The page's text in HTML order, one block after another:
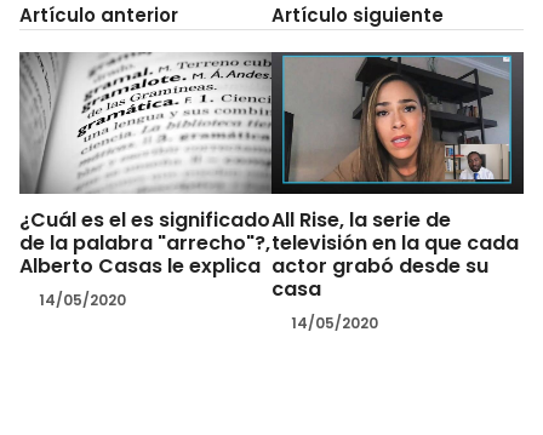
Artículo anterior
¿Cuál es el es significado
de la palabra "arrecho"?,
Alberto Casas le explica
14/05/2020
Artículo siguiente
All Rise, la serie de
televisión en la que cada
actor grabó desde su
casa
14/05/2020